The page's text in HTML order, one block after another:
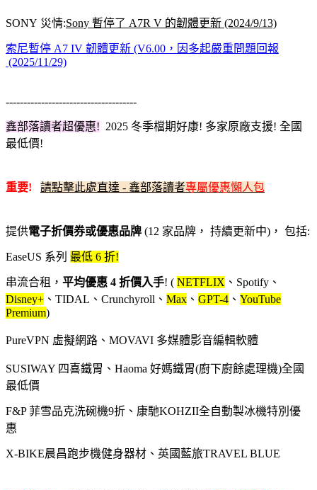
SONY 災情:Sony 暫停了 A7R V 的韌體更新 (2024/9/13)
索尼暫停 A7 IV 韌體更新 (V6.00，因多起嚴重問題回報
(2025/11/29)
-------------------------------------
鑫部落讀者超優惠! 2025 冬季檔期好康! 多家原廠支援! 全國
最低價!
重要! 請點擊此處直達 - 鑫部落讀者專屬優惠懶人包
提供電子折價券或優惠品牌 (12 家品牌， 持續更新中)， 包括:
EaseUS 系列 最低 6 折!
串流合租， 平均優惠 4 折價入手! ( NETFLIX 、Spotify、
Disney+ 、TIDAL、Crunchyroll、 Max 、 GPT-4 、 YouTube
Premium)
PureVPN 虛擬網路、MOVAVI 多媒體影音編輯軟體
SUSIWAY 四喜鐵胃、Haoma 好媽鐵胃(廚下廚餘處理機)全國
最低價
F&P 菲雪品克洗碗機9折、康馳KOHZII全自動製冰機特別優
惠
X-BIKE晨昌跑步機健身器材、英國藍旅TRAVEL BLUE